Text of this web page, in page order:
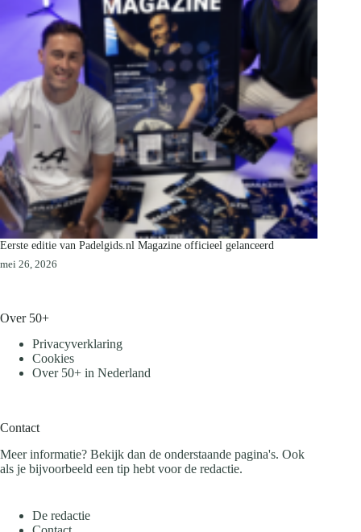
Eerste editie van Padelgids.nl Magazine officieel gelanceerd
mei 26, 2026
Over 50+
Privacyverklaring
Cookies
Over 50+ in Nederland
Contact
Meer informatie? Bekijk dan de onderstaande pagina's. Ook
als je bijvoorbeeld een tip hebt voor de redactie.
De redactie